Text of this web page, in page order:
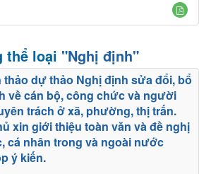
thể loại "Nghị định"
thảo dự thảo Nghị định sửa đổi, bổ
về cán bộ, công chức và người
trách ở xã, phường, thị trấn.
xin giới thiệu toàn văn và đề nghị
cá nhân trong và ngoài nước
ý kiến.